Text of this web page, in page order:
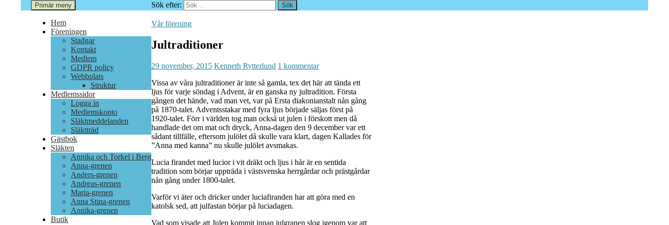
Annika och Torkel i Berg
Primär meny
Hem
Föreningen
Stadgar
Kontakt
Medlem
GDPR policy
Webbplats
Struktur
Medlemssidor
Logga in
Medlemskonto
Släktmeddelanden
Släktträd
Gästbok
Släkten
Annika och Torkel i Berg
Anna-grenen
Anders-grenen
Andreas-grenen
Maria-grenen
Anna Stina-grenen
Annika-grenen
Butik
Sök efter:
Vår förening
Jultraditioner
29 november, 2015 Kenneth Rytterlund 1 kommentar
Vissa av våra jultraditioner är inte så gamla, tex det här att tända ett
ljus för varje söndag i Advent, är en ganska ny jultradition. Första
gången det hände, vad man vet, var på Ersta diakonianstalt nån gång
på 1870-talet. Adventsstakar med fyra ljus började säljas först på
1920-talet. Förr i världen tog man också ut julen i förskott men då
handlade det om mat och dryck, Anna-dagen den 9 december var ett
sådant tillfälle, eftersom julölet då skulle vara klart, dagen Kallades för
”Anna med kanna” nu skulle julölet avsmakas.
Lucia firandet med lucior i vit dräkt och ljus i hår är en sentida
tradition som börjar uppträda i västsvenska herrgårdar och prästgårdar
nån gång under 1800-talet.
Varför vi äter och dricker under luciafiranden har att göra med en
katolsk sed, att julfastan börjar på luciadagen.
Vad som visade att Julen kommit innan julgranen slog igenom var att